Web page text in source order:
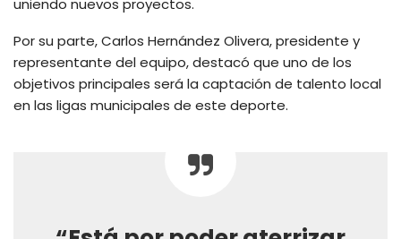
uniendo nuevos proyectos.
Por su parte, Carlos Hernández Olivera, presidente y
representante del equipo, destacó que uno de los
objetivos principales será la captación de talento local
en las ligas municipales de este deporte.